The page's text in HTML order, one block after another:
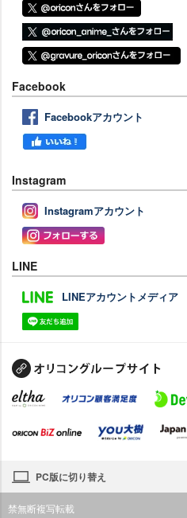
Facebook
Facebookアカウント
Instagram
Instagramアカウント
LINE
LINEアカウントメディア
PC版に切り替え
禁無断複写転載